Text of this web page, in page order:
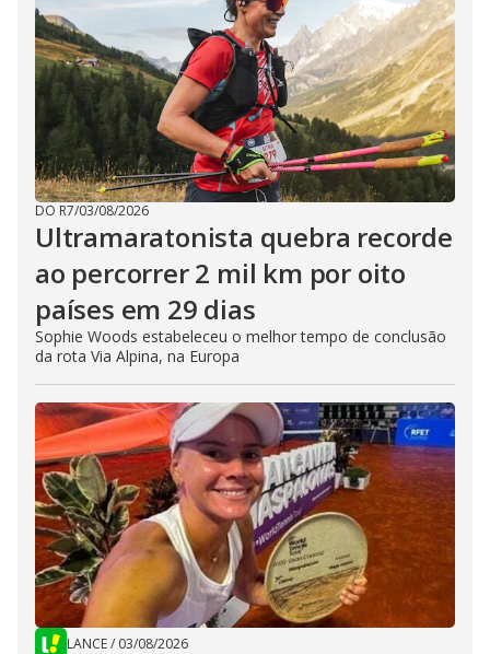
DO R7/03/08/2026
Ultramaratonista quebra recorde
ao percorrer 2 mil km por oito
países em 29 dias
Sophie Woods estabeleceu o melhor tempo de conclusão
da rota Via Alpina, na Europa
LANCE/ 03/08/2026